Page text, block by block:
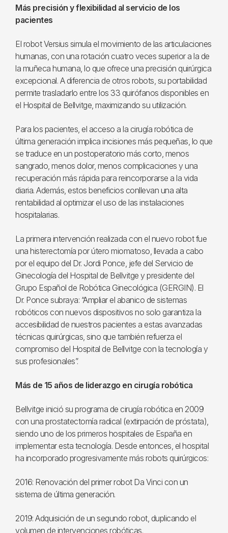
Más precisión y flexibilidad al servicio de los
pacientes
El robot Versius simula el movimiento de las articulaciones
humanas, con una rotación cuatro veces superior a la de
la muñeca humana, lo que ofrece una precisión quirúrgica
excepcional. A diferencia de otros robots, su portabilidad
permite trasladarlo entre los 33 quirófanos disponibles en
el Hospital de Bellvitge, maximizando su utilización.
Para los pacientes, el acceso a la cirugía robótica de
última generación implica incisiones más pequeñas, lo que
se traduce en un postoperatorio más corto, menos
sangrado, menos dolor, menos complicaciones y una
recuperación más rápida para reincorporarse a la vida
diaria. Además, estos beneficios conllevan una alta
rentabilidad al optimizar el uso de las instalaciones
hospitalarias.
La primera intervención realizada con el nuevo robot fue
una histerectomía por útero miomatoso, llevada a cabo
por el equipo del Dr. Jordi Ponce, jefe del Servicio de
Ginecología del Hospital de Bellvitge y presidente del
Grupo Español de Robótica Ginecológica (GERGIN). El
Dr. Ponce subraya: “Ampliar el abanico de sistemas
robóticos con nuevos dispositivos no solo garantiza la
accesibilidad de nuestros pacientes a estas avanzadas
técnicas quirúrgicas, sino que también refuerza el
compromiso del Hospital de Bellvitge con la tecnología y
sus profesionales”.
Más de 15 años de liderazgo en cirugía robótica
Bellvitge inició su programa de cirugía robótica en 2009
con una prostatectomía radical (extirpación de próstata),
siendo uno de los primeros hospitales de España en
implementar esta tecnología. Desde entonces, el hospital
ha incorporado progresivamente más robots quirúrgicos:
2016: Renovación del primer robot Da Vinci con un
sistema de última generación.
2019: Adquisición de un segundo robot, duplicando el
volumen de intervenciones robóticas.